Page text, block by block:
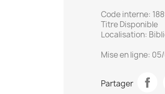
Code interne:
Titre Disponible
Localisation:
Mise en ligne:
Partager